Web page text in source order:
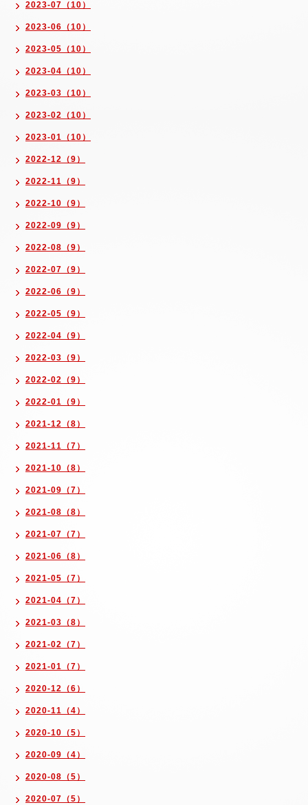
2023-07（10）
2023-06（10）
2023-05（10）
2023-04（10）
2023-03（10）
2023-02（10）
2023-01（10）
2022-12（9）
2022-11（9）
2022-10（9）
2022-09（9）
2022-08（9）
2022-07（9）
2022-06（9）
2022-05（9）
2022-04（9）
2022-03（9）
2022-02（9）
2022-01（9）
2021-12（8）
2021-11（7）
2021-10（8）
2021-09（7）
2021-08（8）
2021-07（7）
2021-06（8）
2021-05（7）
2021-04（7）
2021-03（8）
2021-02（7）
2021-01（7）
2020-12（6）
2020-11（4）
2020-10（5）
2020-09（4）
2020-08（5）
2020-07（5）